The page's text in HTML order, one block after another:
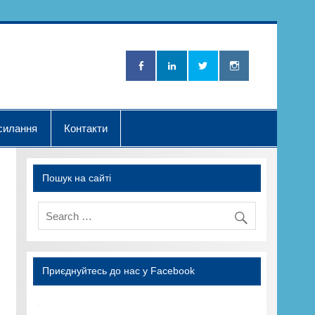
Хвилька"
Контакти
Пошук на сайті
Приєднуйтесь до нас у Facebook